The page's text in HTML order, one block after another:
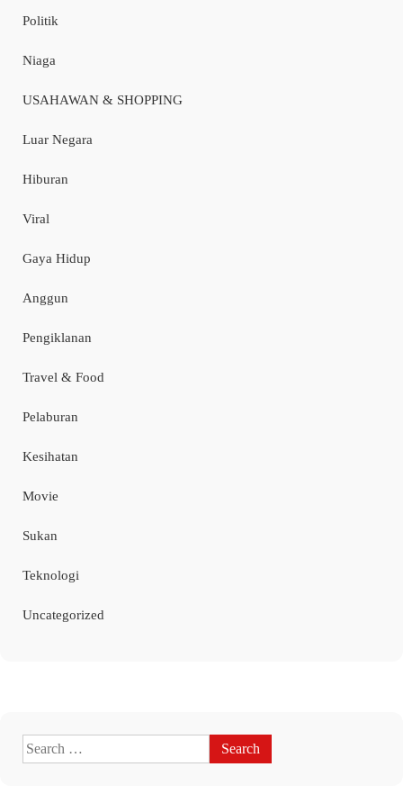
Politik
Niaga
USAHAWAN & SHOPPING
Luar Negara
Hiburan
Viral
Gaya Hidup
Anggun
Pengiklanan
Travel & Food
Pelaburan
Kesihatan
Movie
Sukan
Teknologi
Uncategorized